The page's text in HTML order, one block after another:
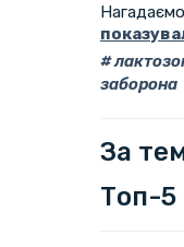
заборона
За
Топ-5